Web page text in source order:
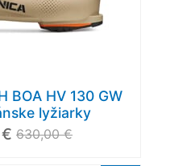
BOA HV 130 GW
lyžiarky
630,00 €